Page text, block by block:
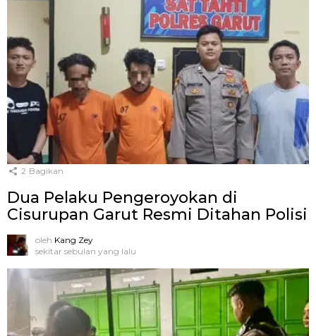
2 Bagikan
Dua Pelaku Pengeroyokan di
Cisurupan Garut Resmi Ditahan Polisi
oleh Kang Zey
sekitar sebulan yang lalu